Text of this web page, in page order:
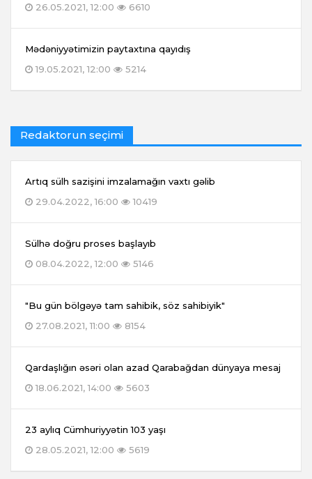
26.05.2021, 12:00
6610
Mədəniyyətimizin paytaxtına qayıdış
19.05.2021, 12:00
5214
Redaktorun seçimi
Artıq sülh sazişini imzalamağın vaxtı gəlib
29.04.2022, 16:00
10419
Sülhə doğru proses başlayıb
08.04.2022, 12:00
5146
"Bu gün bölgəyə tam sahibik, söz sahibiyik"
27.08.2021, 11:00
8154
Qardaşlığın əsəri olan azad Qarabağdan dünyaya mesaj
18.06.2021, 14:00
5603
23 aylıq Cümhuriyyətin 103 yaşı
28.05.2021, 12:00
5619